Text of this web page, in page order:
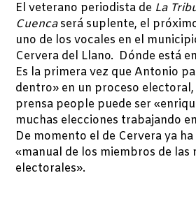
El veterano periodista de La
Cuencaserá suplente, el
uno de los vocales en el
Cervera del Llano. Dónde está
Es la primera vez que Antonio
dentro» en un proceso
prensa people puede ser
muchas elecciones trabajando
De momento el de Cervera ya
«manual de los miembros de las
electorales».